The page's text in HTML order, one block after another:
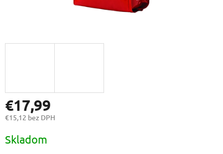
€17,99
€15,12 bez DPH
cena:
Skladom